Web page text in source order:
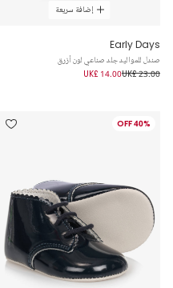
إضافة سريعة
Early Days
صندل للمواليد جلد صناعي لون أزرق
UK£ 23.00
UK£ 14.00
40% OFF